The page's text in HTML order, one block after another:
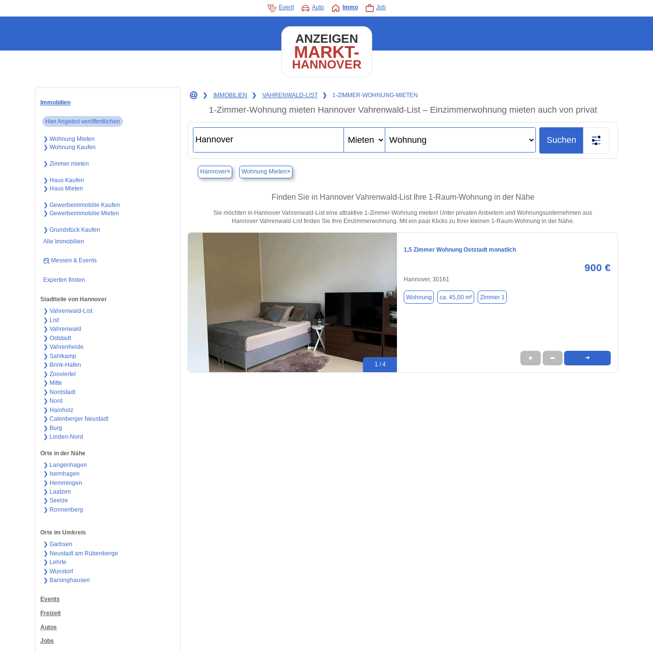
Event Auto Immo Job
ANZEIGEN
MARKT-
HANNOVER
Immobilien
Hier Angebot veröffentlichen
❯ Wohnung Mieten
❯ Wohnung Kaufen
❯ Zimmer mieten
❯ Haus Kaufen
❯ Haus Mieten
❯ Gewerbeimmobilie Kaufen
❯ Gewerbeimmobilie Mieten
❯ Grundstück Kaufen
Alle Immobilien
Messen & Events
Experten finden
Stadtteile von Hannover
❯ Vahrenwald-List
❯ List
❯ Vahrenwald
❯ Oststadt
❯ Vahrenheide
❯ Sahlkamp
❯ Brink-Hafen
❯ Zooviertel
❯ Mitte
❯ Nordstadt
❯ Nord
❯ Hainholz
❯ Calenberger Neustadt
❯ Burg
❯ Linden-Nord
Orte in der Nähe
❯ Langenhagen
❯ Isernhagen
❯ Hemmingen
❯ Laatzen
❯ Seelze
❯ Ronnenberg
Orte im Umkreis
❯ Garbsen
❯ Neustadt am Rübenberge
❯ Lehrte
❯ Wunstorf
❯ Barsinghausen
Events
Freizeit
Autos
Jobs
❯ IMMOBILIEN ❯ VAHRENWALD-LIST ❯ 1-ZIMMER-WOHNUNG-MIETEN
1-Zimmer-Wohnung mieten Hannover Vahrenwald-List – Einzimmerwohnung mieten auch von privat
Suchen
Hannover× Wohnung Mieten×
Finden Sie in Hannover Vahrenwald-List Ihre 1-Raum-Wohnung in der Nähe
Sie möchten in Hannover Vahrenwald-List eine attraktive 1-Zimmer-Wohnung mieten! Unter privaten Anbietern und Wohnungsunternehmen aus
Hannover Vahrenwald-List finden Sie Ihre Einzimmerwohnung. Mit ein paar Klicks zu Ihrer kleinen 1-Raum-Wohnung in der Nähe.
1 / 4
1,5 Zimmer Wohnung Oststadt monatlich
900 €
Hannover, 30161
Wohnung ca. 45,00 m² Zimmer 1
★ ➦ ➜